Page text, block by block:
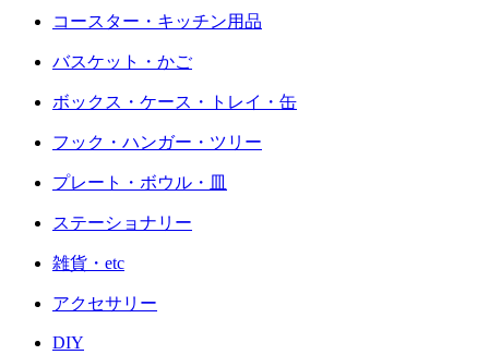
コースター・キッチン用品
バスケット・かご
ボックス・ケース・トレイ・缶
フック・ハンガー・ツリー
プレート・ボウル・皿
ステーショナリー
雑貨・etc
アクセサリー
DIY